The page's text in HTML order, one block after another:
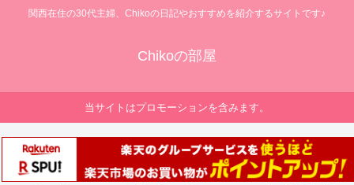
関西在住の30代主婦、Chikoの日記やおすすめを紹介するサイトです♪
Chikoの部屋
当サイトはプロモーションを含みます。